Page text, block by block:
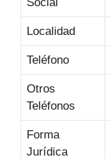
Localidad
Teléfono
Otros
Teléfonos
Forma
Jurídica